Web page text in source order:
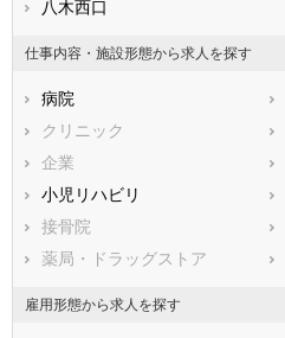
磯城郡三宅町
北葛城郡上牧町
北葛城郡広陵町
吉野郡吉野町
吉野郡下市町
吉野郡天川村
吉野郡十津川村
吉野郡上北山村
八木西口
仕事内容・施設形態から求人を探す
病院
クリニック
企業
小児リハビリ
接骨院
薬局・ドラッグストア
雇用形態から求人を探す